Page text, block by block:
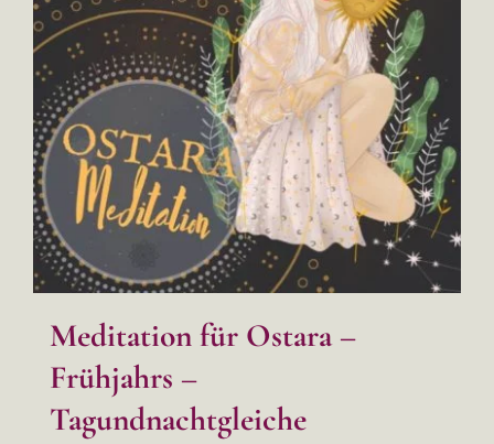
Meditation für Ostara –
Frühjahrs –
Tagundnachtgleiche